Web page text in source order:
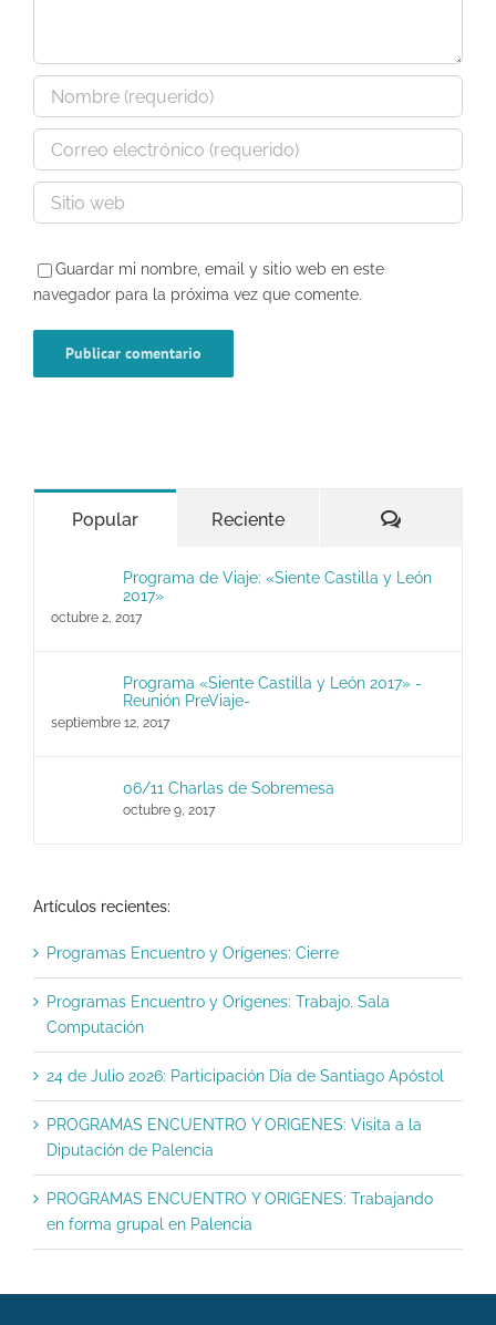
Guardar mi nombre, email y sitio web en este
navegador para la próxima vez que comente.
Popular Reciente
Programa de Viaje: «Siente Castilla y León
2017»
octubre 2, 2017
Programa «Siente Castilla y León 2017» -
Reunión PreViaje-
septiembre 12, 2017
06/11 Charlas de Sobremesa
octubre 9, 2017
Artículos recientes:
Programas Encuentro y Orígenes: Cierre
Programas Encuentro y Orígenes: Trabajo. Sala
Computación
24 de Julio 2026: Participación Día de Santiago Apóstol
PROGRAMAS ENCUENTRO Y ORIGENES: Visita a la
Diputación de Palencia
PROGRAMAS ENCUENTRO Y ORIGENES: Trabajando
en forma grupal en Palencia